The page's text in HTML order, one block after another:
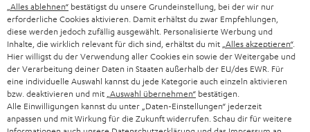
BLUETOOTH-LAUTSPRECHER
KOPFHÖRER
BLUETOOTH-KOPFHÖRER
STEREOANLAGEN
PARTNERPROGRAMM
BLOG
NEWSLETTER
STORES
SCHWEIZ
NIEDERLANDE
BELGIEN
FRANKREICH
„Alles ablehnen“ bestätigst du unsere Grundeinstellung, bei der wir nur
erforderliche Cookies aktivieren. Damit erhältst du zwar Empfehlungen,
diese werden jedoch zufällig ausgewählt. Personalisierte Werbung und
Inhalte, die wirklich relevant für dich sind, erhältst du mit „Alles akzeptieren“.
Hier willigst du der Verwendung aller Cookies ein sowie der Weitergabe und
der Verarbeitung deiner Daten in Staaten außerhalb der EU/des EWR. Für
eine individuelle Auswahl kannst du jede Kategorie auch einzeln aktivieren
bzw. deaktivieren und mit „Auswahl übernehmen“ bestätigen.
Alle Einwilligungen kannst du unter „Daten-Einstellungen“ jederzeit
anpassen und mit Wirkung für die Zukunft widerrufen. Schau dir für weitere